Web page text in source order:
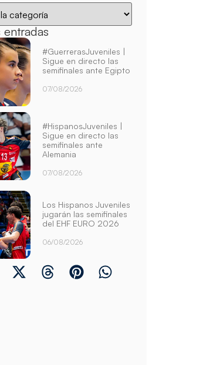
entradas
#GuerrerasJuveniles |
Sigue en directo las
semifinales ante Egipto
07/08/2026
#HispanosJuveniles |
Sigue en directo las
semifinales ante
Alemania
07/08/2026
Los Hispanos Juveniles
jugarán las semifinales
del EHF EURO 2026
06/08/2026